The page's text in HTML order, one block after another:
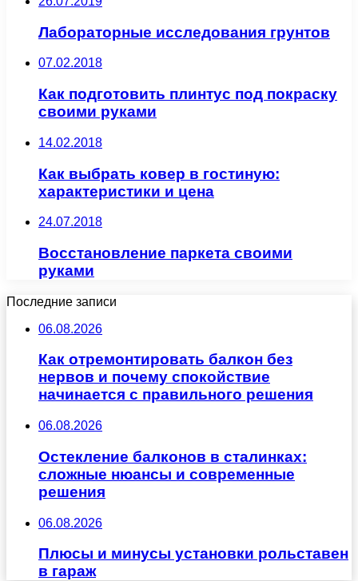
Лабораторные исследования грунтов
07.02.2018
Как подготовить плинтус под покраску
своими руками
14.02.2018
Как выбрать ковер в гостиную:
характеристики и цена
24.07.2018
Восстановление паркета своими
руками
Последние записи
06.08.2026
Как отремонтировать балкон без
нервов и почему спокойствие
начинается с правильного решения
06.08.2026
Остекление балконов в сталинках:
сложные нюансы и современные
решения
06.08.2026
Плюсы и минусы установки рольставен
в гараж